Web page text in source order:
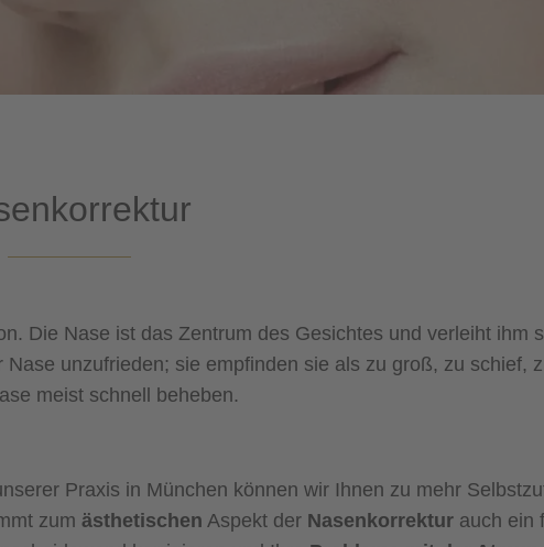
Die Nase ist das Zentrum des Gesichtes und verleiht ihm
unzufrieden; sie empfinden sie als zu groß, zu schief,
meist schnell beheben.
Praxis in München können wir Ihnen zu mehr
zum ästhetischen Aspekt der Nasenkorrektur auch ein